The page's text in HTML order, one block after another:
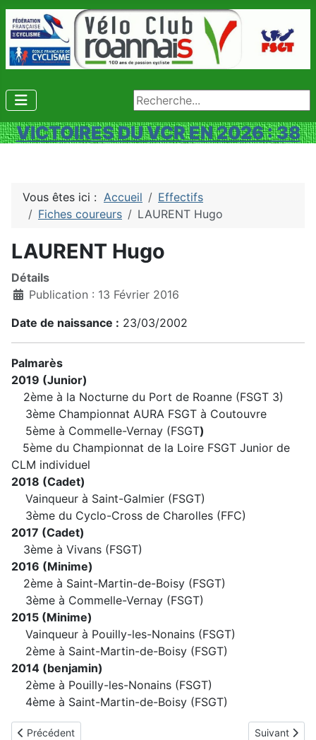
Rechercher
VICTOIRES DU VCR EN 2026 : 38
Vous êtes ici : Accueil
Effectifs
Fiches coureurs
LAURENT Hugo
LAURENT Hugo
Détails
Publication : 13 Février 2016
Date de naissance : 23/03/2002
Palmarès
2019 (Junior)
2ème à la Nocturne du Port de Roanne (FSGT 3)
3ème Championnat AURA FSGT à Coutouvre
5ème à Commelle-Vernay (FSGT)
5ème du Championnat de la Loire FSGT Junior de
CLM individuel
2018 (Cadet)
Vainqueur à Saint-Galmier (FSGT)
3ème du Cyclo-Cross de Charolles (FFC)
2017 (Cadet)
3ème à Vivans (FSGT)
2016 (Minime)
2ème à Saint-Martin-de-Boisy (FSGT)
3ème à Commelle-Vernay (FSGT)
2015 (Minime)
Vainqueur à Pouilly-les-Nonains (FSGT)
2ème à Saint-Martin-de-Boisy (FSGT)
2014 (benjamin)
2ème à Pouilly-les-Nonains (FSGT)
4ème à Saint-Martin-de-Boisy (FSGT)
Article précédent : LAPRAY-MANDAIRON Guillaume
Précédent Article
Suivant